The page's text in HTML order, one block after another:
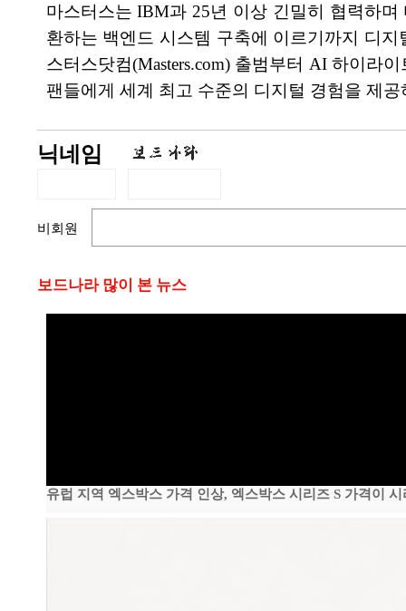
마스터스는 IBM과 25년 이상 긴밀히 협력하
환하는 백엔드 시스템 구축에 이르기까지 디
스터스닷컴(Masters.com) 출범부터 AI 하이라
팬들에게 세계 최고 수준의 디지털 경험을 제
닉네임
비회원
보드나라 많이 본 뉴스
유럽 지역 엑스박스 가격 인상, 엑스박스 시리즈 S 가격이